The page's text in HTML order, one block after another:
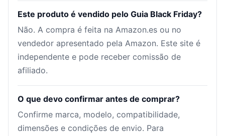
Este produto é vendido pelo Guia Black Friday?
Não. A compra é feita na Amazon.es ou no
vendedor apresentado pela Amazon. Este site é
independente e pode receber comissão de
afiliado.
O que devo confirmar antes de comprar?
Confirme marca, modelo, compatibilidade,
dimensões e condições de envio. Para